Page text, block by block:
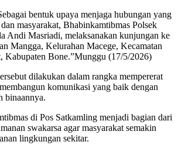
bentuk upaya menjaga hubungan yang
masyarakat, Bhabinkamtibmas Polsek
Andi Masriadi, melaksanakan kunjungan ke
Mangga, Kelurahan Macege, Kecamatan
Kabupaten Bone.”Munggu (17/5/2026)
dilakukan dalam rangka mempererat
komunikasi yang baik dengan
binaannya.
di Pos Satkamling menjadi bagian dari
swakarsa agar masyarakat semakin
lingkungan sekitar.